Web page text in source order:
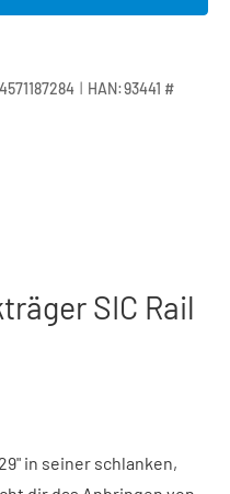
| HAN:93441 #
SIC Rail
in seiner schlanken,